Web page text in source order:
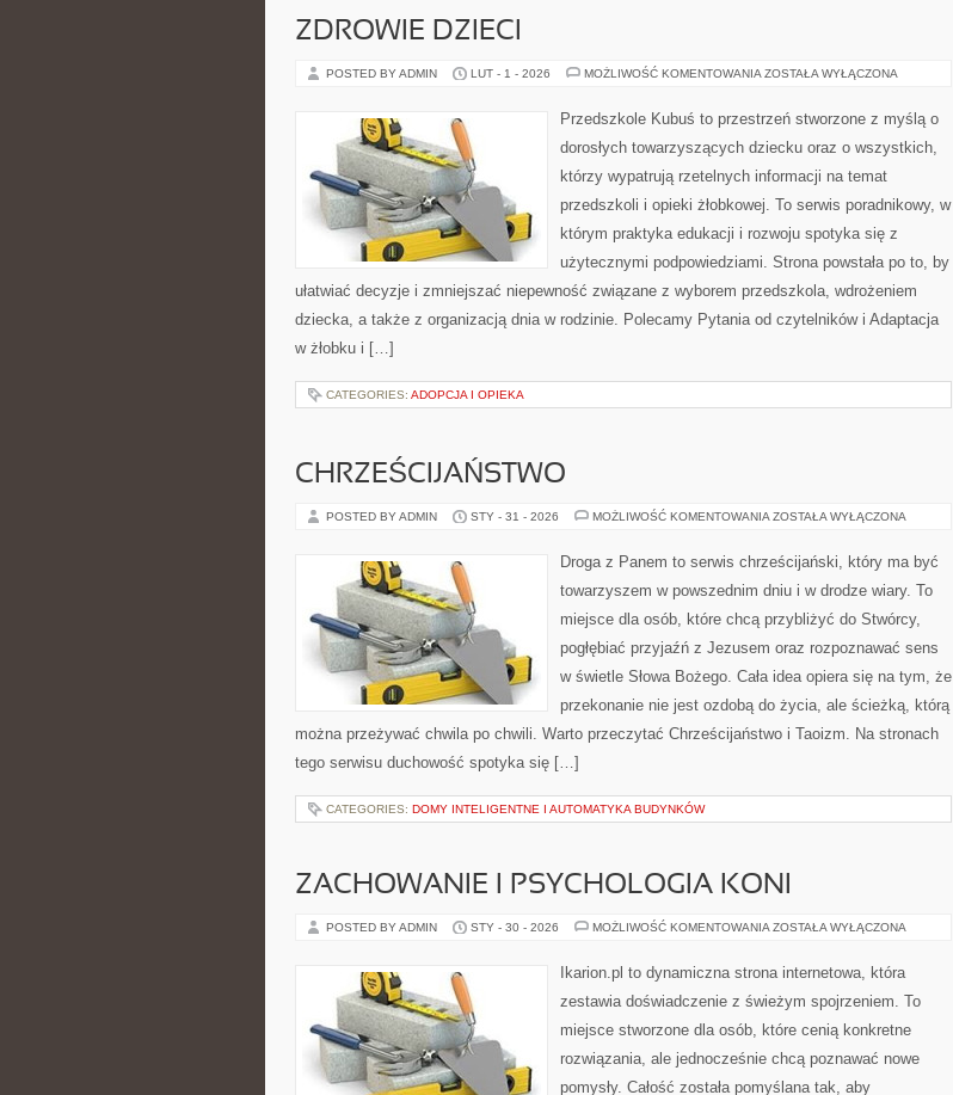
ZDROWIE DZIECI
POSTED BY ADMIN LUT - 1 - 2026 MOŻLIWOŚĆ KOMENTOWANIA ZDROWIE
ZOSTAŁA WYŁĄCZONA
Przedszkole Kubuś to przestrzeń stworzone z myślą o
dorosłych towarzyszących dziecku oraz o wszystkich,
którzy wypatrują rzetelnych informacji na temat
przedszkoli i opieki żłobkowej. To serwis poradnikowy, w
którym praktyka edukacji i rozwoju spotyka się z
użytecznymi podpowiedziami. Strona powstała po to, by
ułatwiać decyzje i zmniejszać niepewność związane z wyborem przedszkola, wdrożeniem
dziecka, a także z organizacją dnia w rodzinie. Polecamy Pytania od czytelników i Adaptacja
w żłobku i […]
CATEGORIES: ADOPCJA I OPIEKA
CHRZEŚCIJAŃSTWO
POSTED BY ADMIN STY - 31 - 2026 MOŻLIWOŚĆ KOMENTOWANIA CHRZEŚCIJAŃSTWO
ZOSTAŁA WYŁĄCZONA
Droga z Panem to serwis chrześcijański, który ma być
towarzyszem w powszednim dniu i w drodze wiary. To
miejsce dla osób, które chcą przybliżyć do Stwórcy,
pogłębiać przyjaźń z Jezusem oraz rozpoznawać sens
w świetle Słowa Bożego. Cała idea opiera się na tym, że
przekonanie nie jest ozdobą do życia, ale ścieżką, którą
można przeżywać chwila po chwili. Warto przeczytać Chrześcijaństwo i Taoizm. Na stronach
tego serwisu duchowość spotyka się […]
CATEGORIES: DOMY INTELIGENTNE I AUTOMATYKA BUDYNKÓW
ZACHOWANIE I PSYCHOLOGIA KONI
POSTED BY ADMIN STY - 30 - 2026 MOŻLIWOŚĆ KOMENTOWANIA ZACHOWANIE
KONI
ZOSTAŁA WYŁĄCZONA
Ikarion.pl to dynamiczna strona internetowa, która
zestawia doświadczenie z świeżym spojrzeniem. To
miejsce stworzone dla osób, które cenią konkretne
rozwiązania, ale jednocześnie chcą poznawać nowe
pomysły. Całość została pomyślana tak, aby